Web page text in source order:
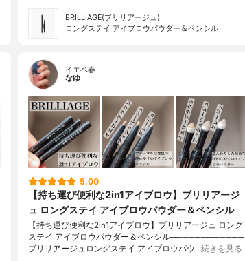
BRILLIAGE(ブリリアージュ)
ロングステイ アイブロウパウダー＆ペンシル
イエベ春
なゆ
5.00
【持ち運び便利な2in1アイブロウ】ブリリアージ
ュ ロングステイ アイブロウパウダー＆ペンシル
【持ち運び便利な2in1アイブロウ】ブリリアージュ ロング
ステイ アイブロウパウダー＆ペンシル────────────
ブリリアージュロングステイ アイブロウパウ…続きを見る